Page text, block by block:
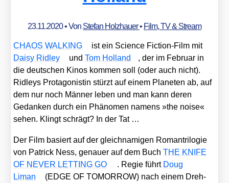
23.11.2020• Von Stefan Holzhauer• Film, TV & Stream
CHAOS WALKING
ist ein Sci­ence Fic­tion-Film mit
Dai­sy Rid­ley
undTom Hol­land
, der im Febru­ar in
die deut­schen Kinos kom­men soll (oder auch nicht).
Rid­leys Prot­ago­nis­tin stürzt auf einem Pla­ne­ten ab, auf
dem nur noch Män­ner leben und man kann deren
Gedan­ken durch ein Phä­no­men namens »the noi­se«
sehen. Klingt schrägt? In der Tat …
Der Film basiert auf der gleich­na­mi­gen Roman­tri­lo­gie
von Patrick Ness, genau­er auf dem BuchTHE KNIFE
OF NEVER LETTING GO
. Regie führt Doug
Liman
(EDGE OF TOMORROW) nach einem Dreh­